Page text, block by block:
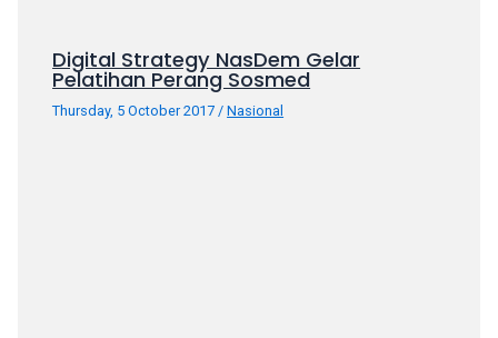
Digital Strategy NasDem Gelar
Pelatihan Perang Sosmed
Thursday, 5 October 2017/Nasional